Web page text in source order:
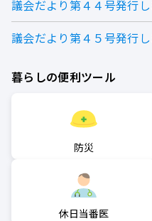
議会だより第４４号発行
議会だより第４５号発行
暮らしの便利ツール
防災
休日当番医